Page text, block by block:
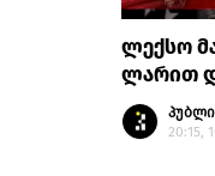
ლექსო
ლარით
20:15,